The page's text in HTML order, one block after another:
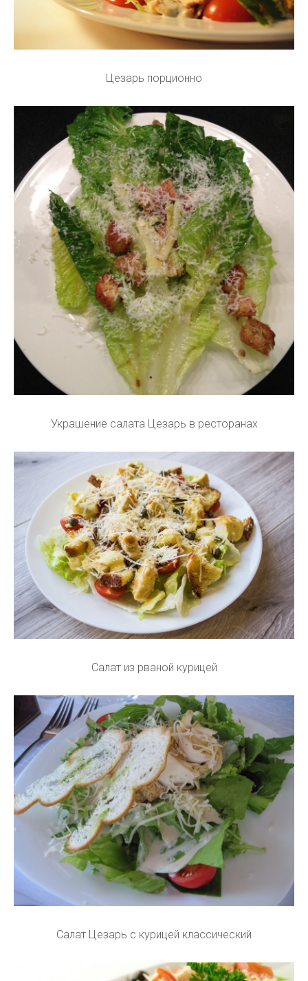
Цезарь порционно
Украшение салата Цезарь в ресторанах
Салат из рваной курицей
Салат Цезарь с курицей классический